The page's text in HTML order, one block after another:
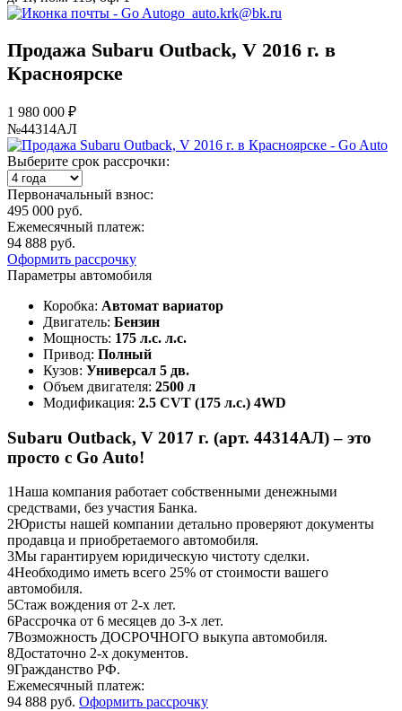
go_auto.krk@bk.ru
Продажа Subaru Outback, V 2016 г. в
Красноярске
1 980 000 ₽
№44314АЛ
Выберите срок рассрочки:
Первоначальный взнос:
495 000 руб.
Ежемесячный платеж:
94 888 руб.
Оформить рассрочку
Параметры автомобиля
Коробка: Автомат вариатор
Двигатель: Бензин
Мощность: 175 л.с. л.с.
Привод: Полный
Кузов: Универсал 5 дв.
Объем двигателя: 2500 л
Модификация: 2.5 CVT (175 л.с.) 4WD
Subaru Outback, V 2017 г. (арт. 44314АЛ) – это
просто с Go Auto!
1Наша компания работает собственными денежными
средствами, без участия Банка.
2Юристы нашей компании детально проверяют документы
продавца и приобретаемого автомобиля.
3Мы гарантируем юридическую чистоту сделки.
4Необходимо иметь всего 25% от стоимости вашего
автомобиля.
5Стаж вождения от 2-х лет.
6Рассрочка от 6 месяцев до 3-х лет.
7Возможность ДОСРОЧНОГО выкупа автомобиля.
8Достаточно 2-х документов.
9Гражданство РФ.
Ежемесячный платеж:
94 888 руб. Оформить рассрочку